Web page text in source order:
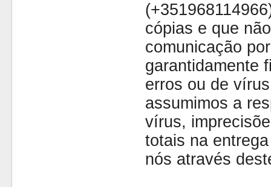
cópias e que
comunicação
garantidamente
erros ou de
assumimos a
vírus,
totais na
nós através